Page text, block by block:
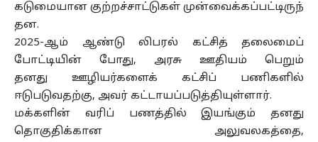
கடுமையான குற்றச்சாட்டுகள் முன்வைக்கப்பட்டிருந்
தன.
2025-ஆம் ஆண்டு லிபரல் கட்சித் தலைமைப்
போட்டியின் போது, அரசு ஊதியம் பெறும்
தனது ஊழியர்களைக் கட்சிப் பணிகளில்
ஈடுபடுவதற்கு, அவர் கட்டாயப்படுத்தியுள்ளார்.
மக்களின் வரிப் பணத்தில் இயங்கும் தனது
தொகுதிக்கான அலுவலகத்தை,